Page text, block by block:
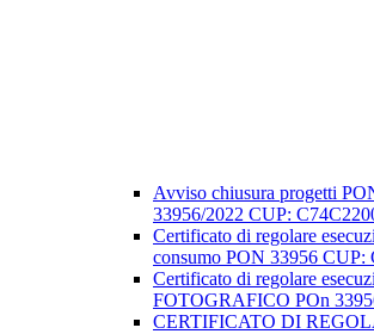
Avviso chiusura progetti
33956/2022 CUP:
Certificato di regolare
consumo PON 33956 CUP:
Certificato di regolare
FOTOGRAFICO POn
CERTIFICATO DI